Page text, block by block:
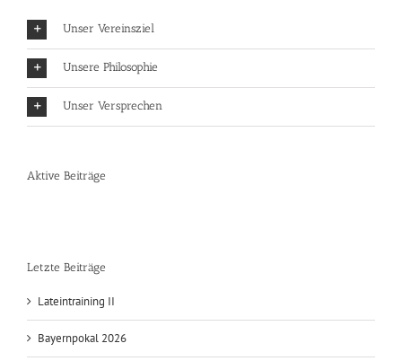
Unser Vereinsziel
Unsere Philosophie
Unser Versprechen
Aktive Beiträge
Letzte Beiträge
Lateintraining II
Bayernpokal 2026